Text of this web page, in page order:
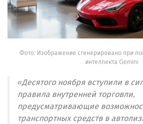
Фото: Изображение сгенерировано при
интеллекта Gemini
«Десятого ноября вступили в
правила внутренней торговли,
предусматривающие
транспортных средств в